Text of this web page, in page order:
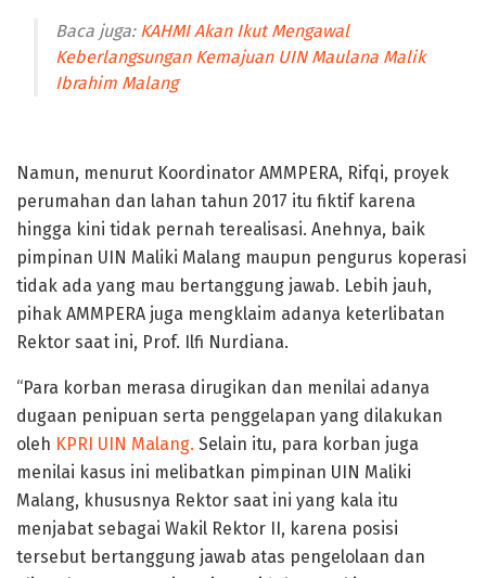
Baca juga: KAHMI Akan Ikut Mengawal
Keberlangsungan Kemajuan UIN Maulana Malik
Ibrahim Malang
Namun, menurut Koordinator AMMPERA, Rifqi, proyek
perumahan dan lahan tahun 2017 itu fiktif karena
hingga kini tidak pernah terealisasi. Anehnya, baik
pimpinan UIN Maliki Malang maupun pengurus koperasi
tidak ada yang mau bertanggung jawab. Lebih jauh,
pihak AMMPERA juga mengklaim adanya keterlibatan
Rektor saat ini, Prof. Ilfi Nurdiana.
“Para korban merasa dirugikan dan menilai adanya
dugaan penipuan serta penggelapan yang dilakukan
oleh KPRI UIN Malang. Selain itu, para korban juga
menilai kasus ini melibatkan pimpinan UIN Maliki
Malang, khususnya Rektor saat ini yang kala itu
menjabat sebagai Wakil Rektor II, karena posisi
tersebut bertanggung jawab atas pengelolaan dan